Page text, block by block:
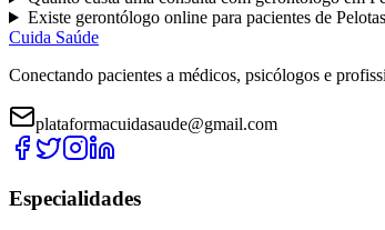
Existe gerontólogoonline para pacientes de Pelotas
Cuida Saúde
Conectando pacientes a médicos, psicólogos e
plataformacuidasaude@gmail.com
Especialidades